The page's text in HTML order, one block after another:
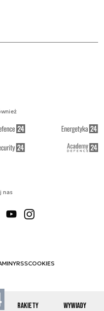
RAKIETY WYWIADY
nas
RSSCOOKIES